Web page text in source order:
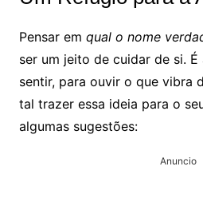
Pensar em qual o nome
ser um jeito de cuidar de si.
sentir, para ouvir o que vibra
tal trazer essa ideia para o
algumas sugestões:
Anuncio